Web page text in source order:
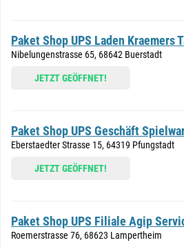
Paket Shop UPS Laden Kraemers
Nibelungenstrasse 65, 68642 Buerstadt
JETZT GEÖFFNET!
Paket Shop UPS Geschäft
Eberstaedter Strasse 15, 64319 Pfungstadt
JETZT GEÖFFNET!
Paket Shop UPS Filiale Agip
Roemerstrasse 76, 68623 Lampertheim